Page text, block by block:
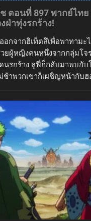
ตอนที่ 897 พากย์ไท
ฝ่าทุ่งรกร้าง!
อกจากฮิเท็ตสึเพื่อพาทาม
ยผู้หญิงคนหนึ่งจากกลุ่มโจ
นรกร้าง ลูฟี่ก็กลับมาพบกับ
ช้าพวกเขาก็เผชิญหน้ากับ